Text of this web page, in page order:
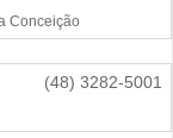
Conceição
(48) 3282-5001